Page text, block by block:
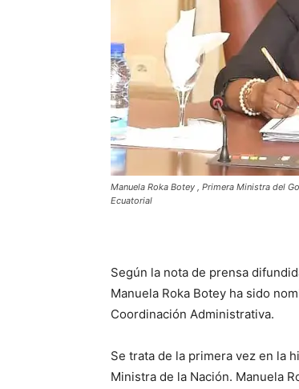
Manuela Roka Botey , Primera Ministra del
Ecuatorial
Según la nota de prensa
Manuela Roka Botey ha sido
Coordinación Administrativa.
Se trata de la primera vez en la
Ministra de la Nación. Manuela